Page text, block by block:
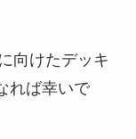
向けたデッキ
れば幸いで